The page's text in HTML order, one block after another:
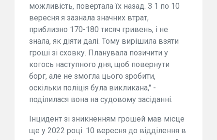
можливість, повертала їх назад. З 1 по 10
вересня я зазнала значних втрат,
приблизно 170-180 тисяч гривень, і не
знала, як діяти далі. Тому вирішила взяти
гроші зі сховку. Планувала позичити у
когось наступного дня, щоб повернути
борг, але не змогла цього зробити,
оскільки поліція була викликана," -
поділилася вона на судовому засіданні.
Інцидент зі зникненням грошей мав місце
ще у 2022 році. 10 вересня до відділення в